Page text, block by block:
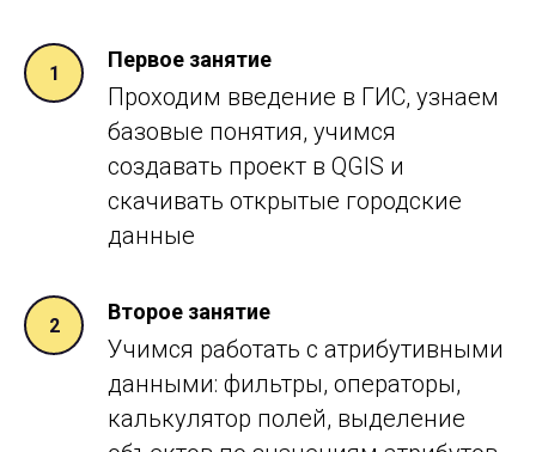
Первое занятие
Проходим введение в ГИС, узнаем
базовые понятия, учимся
создавать проект в QGIS и
скачивать открытые городские
данные
Второе занятие
Учимся работать с атрибутивными
данными: фильтры, операторы,
калькулятор полей, выделение